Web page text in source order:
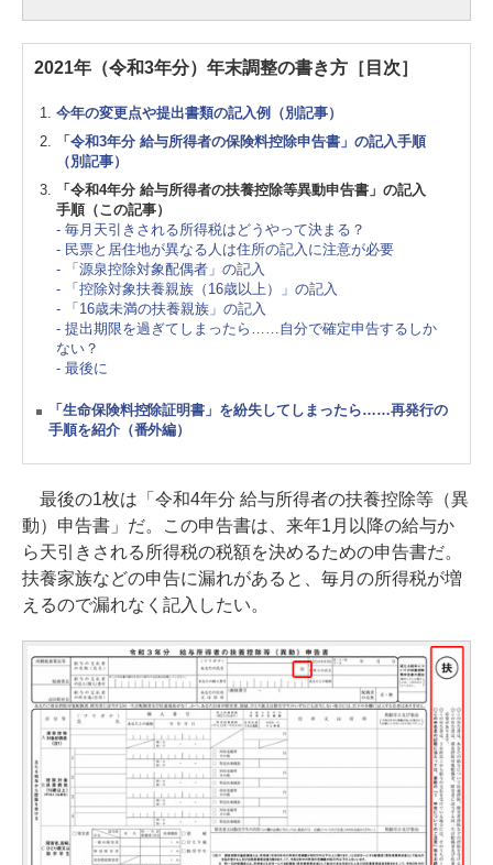
2021年（令和3年分）年末調整の書き方［目次］
今年の変更点や提出書類の記入例（別記事）
「令和3年分 給与所得者の保険料控除申告書」の記入手順
（別記事）
「令和4年分 給与所得者の扶養控除等異動申告書」の記入
手順（この記事）
- 毎月天引きされる所得税はどうやって決まる？
- 民票と居住地が異なる人は住所の記入に注意が必要
- 「源泉控除対象配偶者」の記入
- 「控除対象扶養親族（16歳以上）」の記入
- 「16歳未満の扶養親族」の記入
- 提出期限を過ぎてしまったら……自分で確定申告するしか
ない？
- 最後に
「生命保険料控除証明書」を紛失してしまったら……再発行の
手順を紹介（番外編）
最後の1枚は「令和4年分 給与所得者の扶養控除等（異
動）申告書」だ。この申告書は、来年1月以降の給与か
ら天引きされる所得税の税額を決めるための申告書だ。
扶養家族などの申告に漏れがあると、毎月の所得税が増
えるので漏れなく記入したい。